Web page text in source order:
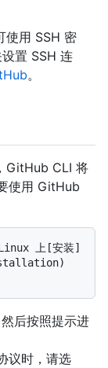
使用 SSH 密
置 SSH 连
。
GitHub CLI 将
使用 GitHub
然后按照提示进
议时，请选